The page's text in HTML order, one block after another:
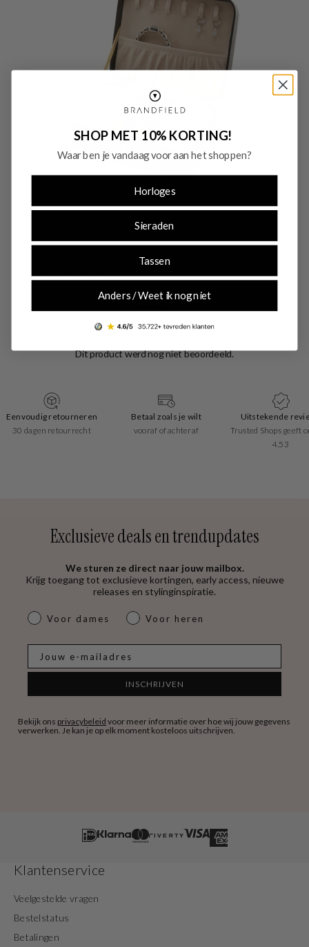
-20%
SALE10
Brandfield
Brandfield Zwarte Sieradendoos BFJB100403
€ 27,95
Originele prijs: € 34,95
Eenvoudig retourneren
30 dagen retourrecht
Betaal zoals je wilt
vooraf of achteraf
Uitstekende
Trusted Shops geeft
4.53
Exclusieve deals en trendupdates
We sturen ze direct naar jouw mailbox.
Krijg toegang tot exclusieve kortingen, early access, nieuwe
releases en stylinginspiratie.
dames & heren
Voor dames Voor heren
INSCHRIJVEN
Bekijk ons privacybeleid voor meer informatie over hoe wij jouw gegevens
verwerken. Je kan je op elk moment kosteloos uitschrijven.
Klantenservice
Veelgestelde vragen
Bestelstatus
Betalingen
SHOP MET 10% KORTING!
Waar ben je vandaag voor aan het shoppen?
Horloges
Sieraden
Tassen
Anders / Weet ik nog niet